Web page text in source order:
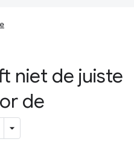
niet de juiste
de